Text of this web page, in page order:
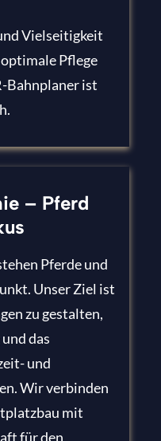
Vielseitigkeit
Pflege
Bahnplaner ist
– Pferd
Pferde und
Unser Ziel ist
zu gestalten,
das
und
Wir verbinden
mit
für den